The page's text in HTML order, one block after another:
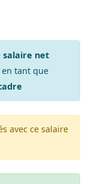
salaire net
tant que
avec ce salaire